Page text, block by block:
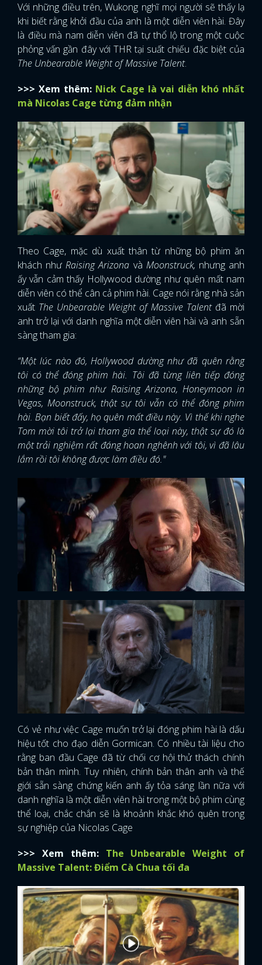
Với những điều trên, Wukong nghĩ mọi người sẽ thấy lạ
khi biết rằng khởi đầu của anh là một diễn viên hài. Đây
là điều mà nam diễn viên đã tự thổ lộ trong một cuộc
phỏng vấn gần đây với THR tại suất chiếu đặc biệt của
The Unbearable Weight of Massive Talent.
>>> Xem thêm: Nick Cage là vai diễn khó nhất
mà Nicolas Cage từng đảm nhận
Theo Cage, mặc dù xuất thân từ những bộ phim ăn
khách nhưRaising Arizona và Moonstruck, nhưng anh
ấy vẫn cảm thấy Hollywood dường như quên mất nam
diễn viên có thể cân cả phim hài. Cage nói rằng nhà sản
xuất The Unbearable Weight of Massive Talentđã mời
anh trở lại với danh nghĩa một diễn viên hài và anh sẵn
sàng tham gia:
“Một lúc nào đó, Hollywood dường như đã quên rằng
tôi có thể đóng phim hài. Tôi đã từng liên tiếp đóng
những bộ phim như Raising Arizona, Honeymoon in
Vegas, Moonstruck, thật sự tôi vẫn có thể đóng phim
hài. Bạn biết đấy, họ quên mất điều này. Vì thế khi nghe
Tom mời tôi trở lại tham gia thể loại này, thật sự đó là
một trải nghiệm rất đáng hoan nghênh với tôi, vì đã lâu
lắm rồi tôi không được làm điều đó."
Có vẻ như việc Cage muốn trở lại đóng phim hài là dấu
hiệu tốt cho đạo diễn Gormican. Có nhiều tài liệu cho
rằng ban đầu Cage đã từ chối cơ hội thử thách chính
bản thân mình. Tuy nhiên, chính bản thân anh và thế
giới sẵn sàng chứng kiến ​​anh ấy tỏa sáng lần nữa với
danh nghĩa là một diễn viên hài trong một bộ phim cùng
thể loại, chắc chắn sẽ là khoảnh khắc khó quên trong
sự nghiệp của Nicolas Cage
>>> Xem thêm: The Unbearable Weight of
Massive Talent: Điểm Cà Chua tối đa